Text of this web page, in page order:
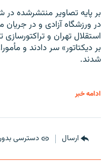
بر پایه تصاویر منتشرشده
در ورزشگاه آزادی و در جریان
استقلال تهران و
بر دیکتاتور» سر دادند و
شدند.
ادامه خبر
ارسال دسترسی